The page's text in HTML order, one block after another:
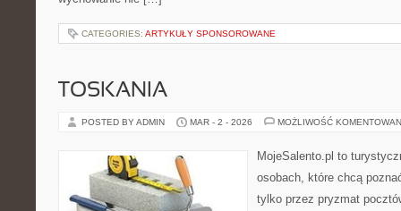
CATEGORIES: ARTYKUŁY SPONSOROWANE
TOSKANIA
POSTED BY ADMIN MAR - 2 - 2026 MOŻLIWOŚĆ
MojeSalento.pl to
osobach, które chcą
tylko przez pryzmat